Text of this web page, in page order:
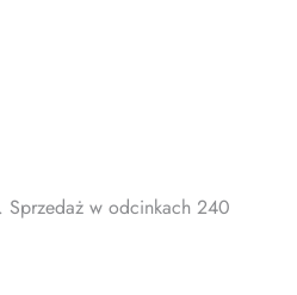
Sprzedaż w odcinkach 240